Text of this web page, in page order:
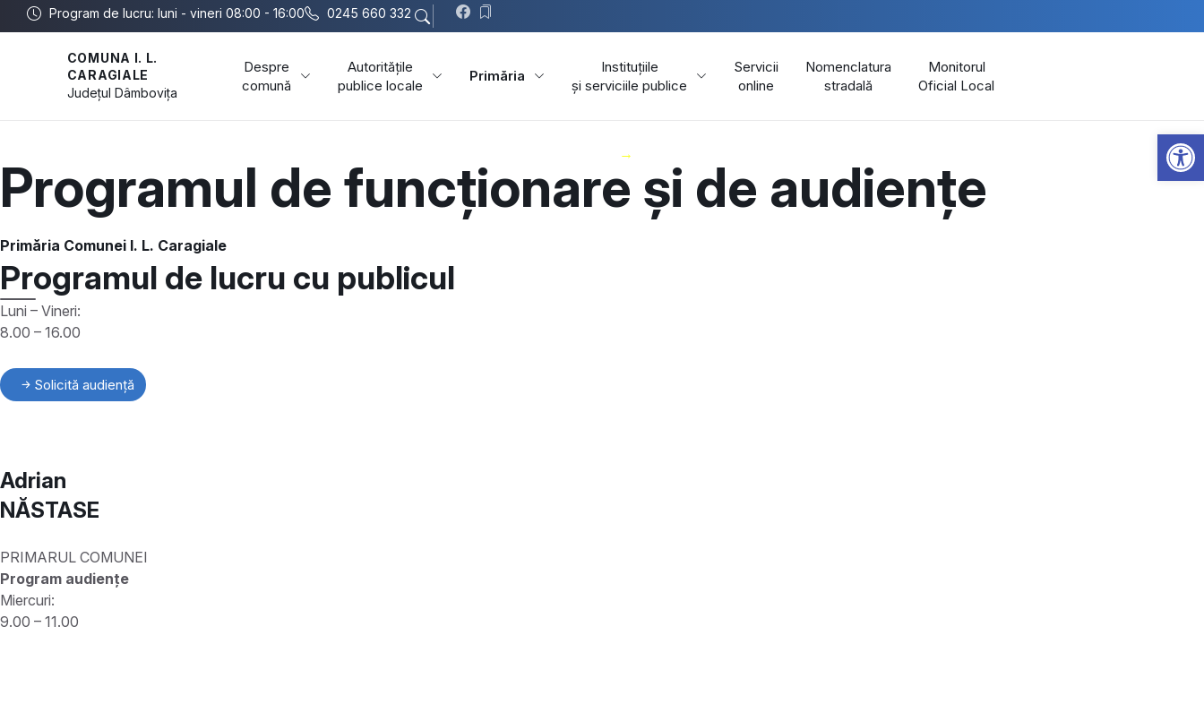
Program de lucru: luni - vineri 08:00 - 16:00 0245 660 332
COMUNA I. L.
CARAGIALE
Județul Dâmbovița
Despre
comună
Autoritățile
publice locale
Primăria
Instituțiile
și serviciile publice
Servicii
online
Nomenclatura
stradală
Monitorul
Oficial Local
Programul de funcționare și de audiențe
Primăria Comunei I. L. Caragiale
Programul de lucru cu publicul
Luni – Vineri:
8.00 – 16.00
Solicită audiență
Adrian
NĂSTASE
PRIMARUL COMUNEI
Program audiențe
Miercuri:
9.00 – 11.00